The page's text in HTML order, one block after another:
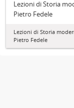
Lezioni di Storia
Pietro Fedele
Lezioni di Storia
Pietro Fedele